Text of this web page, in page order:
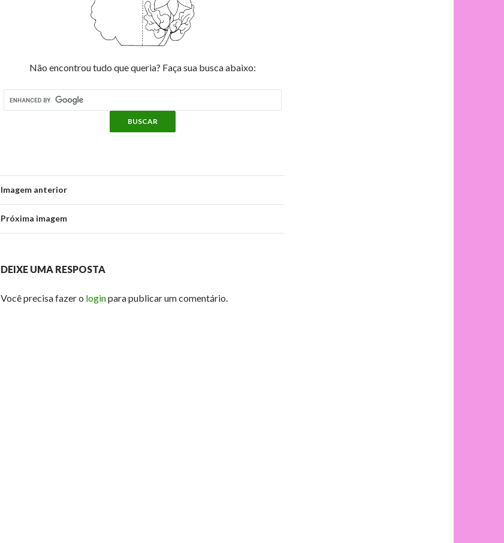
Não encontrou tudo que queria? Faça sua busca abaixo:
Imagem anterior
Próxima imagem
DEIXE UMA RESPOSTA
Você precisa fazer o loginpara publicar um comentário.